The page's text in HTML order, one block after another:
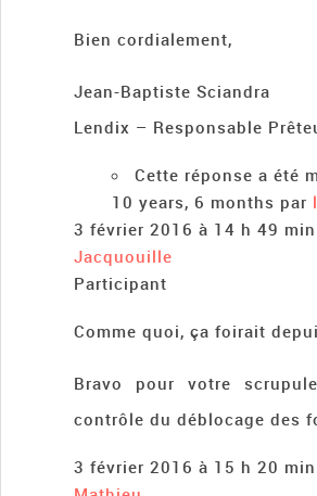
Bien cordialement,
Jean-Baptiste Sciandra
Lendix – Responsable
Cette réponse a été
10 years, 6 months par
3 février 2016 à 14 h 49 min
Jacquouille
Participant
Comme quoi, ça foirait
Bravo pour votre
contrôle du déblocage des
3 février 2016 à 15 h 20 min